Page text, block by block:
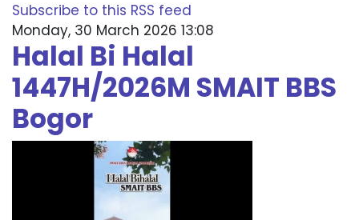
Subscribe to this RSS feed
Monday, 30 March 2026 13:08
Halal Bi Halal
1447H/2026M SMAIT BBS
Bogor